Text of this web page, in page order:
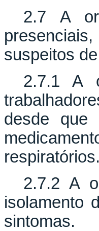
2.7 A
suspeitos
2.7.1 A
desde
respiratórios.
2.7.2 A
isolamento
sintomas.